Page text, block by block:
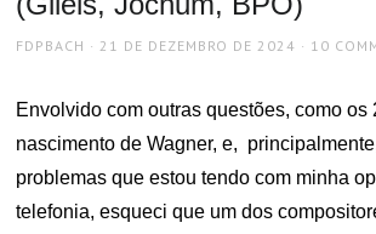
AUTHOR
FDPBACH
POSTED
21 DE DEZEMBRO DE 2024 10
Envolvido com outras questões, como os
nascimento de Wagner, e,
problemas que estou tendo com minha
telefonia, esqueci que um dos